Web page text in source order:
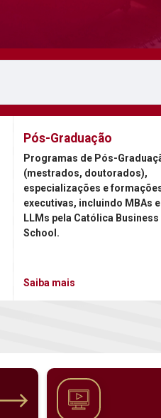
Pós-Graduação
Programas de Pós-
(mestrados, doutorados),
especializações e
executivas, incluindo MBAs e
LLMs pela Católica Business
School.
Saiba mais